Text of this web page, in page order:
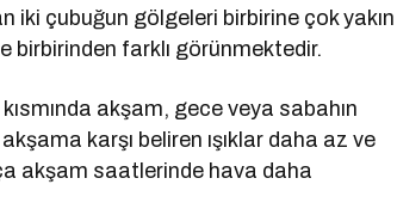
iki çubuğun gölgeleri birbirine çok yakın
birbirinden farklı görünmektedir.
akşam, gece veya sabahın
karşı beliren ışıklar daha az ve
akşam saatlerinde hava daha